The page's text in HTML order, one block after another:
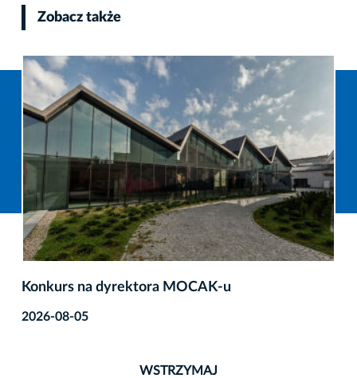
Zobacz także
Konkurs na dyrektora MOCAK-u
2026-08-05
WSTRZYMAJ